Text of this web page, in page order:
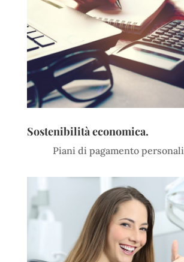
Sostenibilità economica.
Piani di pagamento